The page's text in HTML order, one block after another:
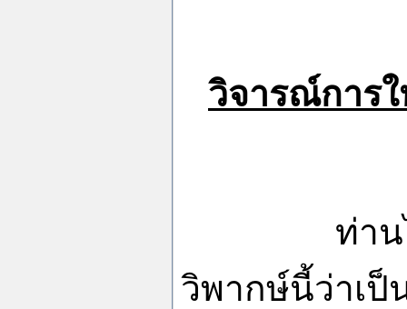
วิจารณ์การ
ท่า
วิพากษ์นี้ว่าเป็